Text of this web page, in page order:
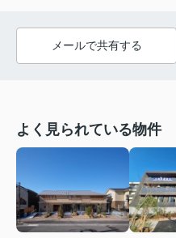
メールで共有する
よく見られている物件